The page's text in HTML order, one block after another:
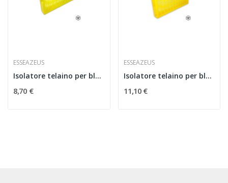
ESSEAZEUS
Isolatore telaino per blocco covata in pvc melario
8,70 €
ESSEAZEUS
Isolatore telaino per blocco covata in pvc nido
11,10 €